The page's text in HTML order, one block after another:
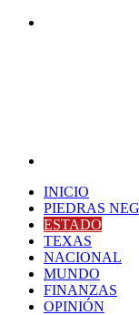
INICIO
PIEDRAS
ESTADO
TEXAS
NACIONAL
MUNDO
FINANZAS
OPINIÓN